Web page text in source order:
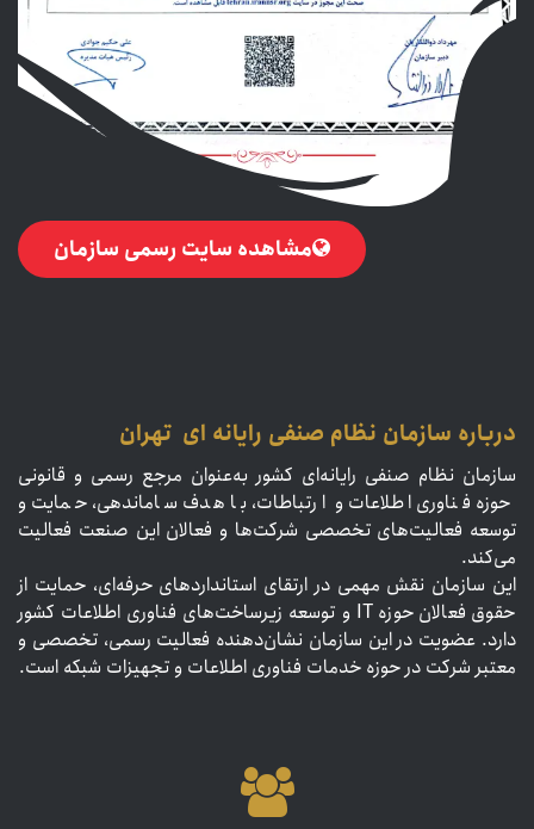
مشاهده سایت رسمی سا​​​​​​​​زمان
درباره سازمان نظام صنفی رایانه ای تهران
سازمان نظام صنفی رایانه‌ای کشور به‌عنوان مرجع رسمی و قانونی
حوزه فناوری اطلاعات و ارتباطات، با هدف ساماندهی، حمایت و
توسعه فعالیت‌های تخصصی شرکت‌ها و فعالان این صنعت فعالیت
می‌کند.
این سازمان نقش مهمی در ارتقای استانداردهای حرفه‌ای، حمایت از
حقوق فعالان حوزه IT و توسعه زیرساخت‌های فناوری اطلاعات کشور
دارد. عضویت در این سازمان نشان‌دهنده فعالیت رسمی، تخصصی و
معتبر شرکت در حوزه خدمات فناوری اطلاعات و تجهیزات شبکه است.